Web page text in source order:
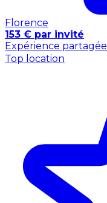
Florence
153 € par invité
Expérience partagée
Top location